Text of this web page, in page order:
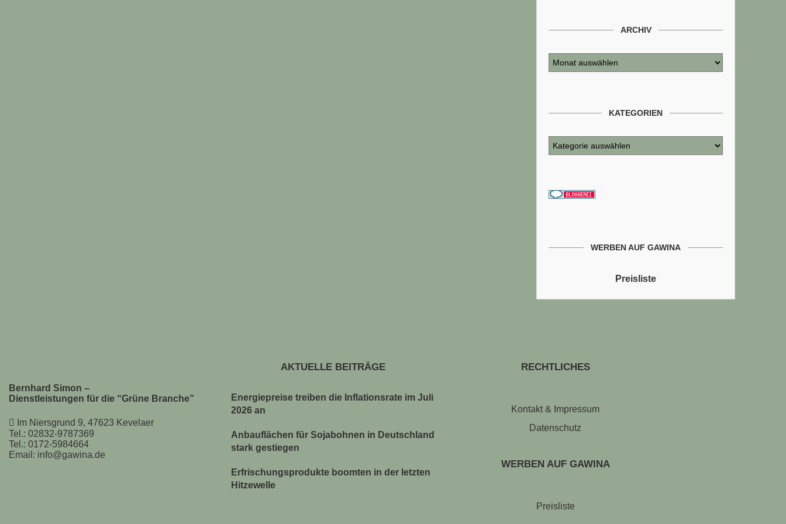
ARCHIV
KATEGORIEN
WERBEN AUF GAWINA
Preisliste
Bernhard Simon –
Dienstleistungen für die “Grüne Branche”
Im Niersgrund 9, 47623 Kevelaer
Tel.: 02832-9787369
Tel.: 0172-5984664
Email: info@gawina.de
AKTUELLE BEITRÄGE
Energiepreise treiben die Inflationsrate im Juli
2026 an
Anbauflächen für Sojabohnen in Deutschland
stark gestiegen
Erfrischungsprodukte boomten in der letzten
Hitzewelle
RECHTLICHES
Kontakt & Impressum
Datenschutz
WERBEN AUF GAWINA
Preisliste